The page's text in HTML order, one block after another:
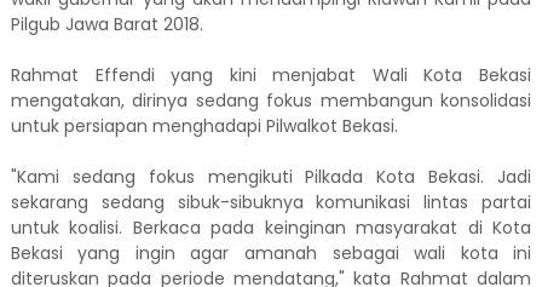
Pilgub Jawa Barat 2018.
Rahmat Effendi yang kini menjabat Wali Kota Bekasi
mengatakan, dirinya sedang fokus membangun konsolidasi
untuk persiapan menghadapi Pilwalkot Bekasi.
"Kami sedang fokus mengikuti Pilkada Kota Bekasi. Jadi
sekarang sedang sibuk-sibuknya komunikasi lintas partai
untuk koalisi. Berkaca pada keinginan masyarakat di Kota
Bekasi yang ingin agar amanah sebagai wali kota ini
diteruskan pada periode mendatang," kata Rahmat dalam